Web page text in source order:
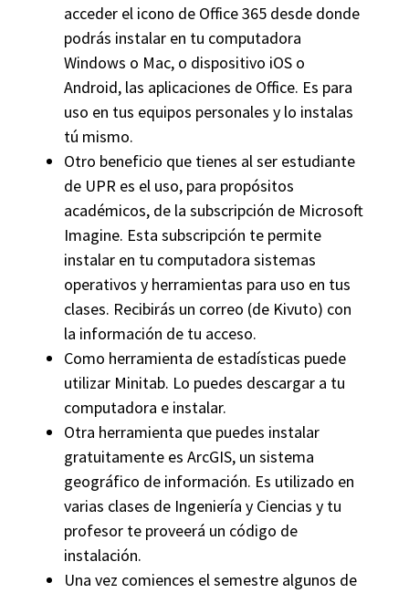
acceder el icono de Office 365 desde donde
podrás instalar en tu computadora
Windows o Mac, o dispositivo iOS o
Android, las aplicaciones de Office. Es para
uso en tus equipos personales y lo instalas
tú mismo.
Otro beneficio que tienes al ser estudiante
de UPR es el uso, para propósitos
académicos, de la subscripción de Microsoft
Imagine. Esta subscripción te permite
instalar en tu computadora sistemas
operativos y herramientas para uso en tus
clases. Recibirás un correo (de Kivuto) con
la información de tu acceso.
Como herramienta de estadísticas puede
utilizar Minitab. Lo puedes descargar a tu
computadora e instalar.
Otra herramienta que puedes instalar
gratuitamente es ArcGIS, un sistema
geográfico de información. Es utilizado en
varias clases de Ingeniería y Ciencias y tu
profesor te proveerá un código de
instalación.
Una vez comiences el semestre algunos de